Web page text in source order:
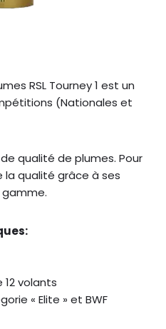
RSL Tourney 1 est un
(Nationales et
qualité de plumes. Pour
qualité grâce à ses
volants
« Elite » et BWF